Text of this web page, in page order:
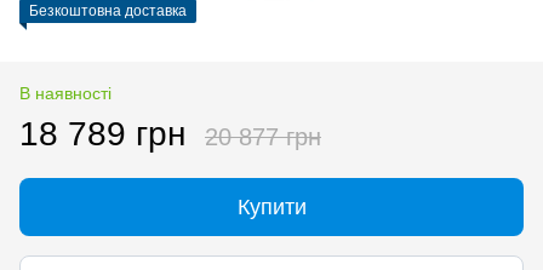
Безкоштовна доставка
В наявності
18 789 грн 20 877 грн
Купити